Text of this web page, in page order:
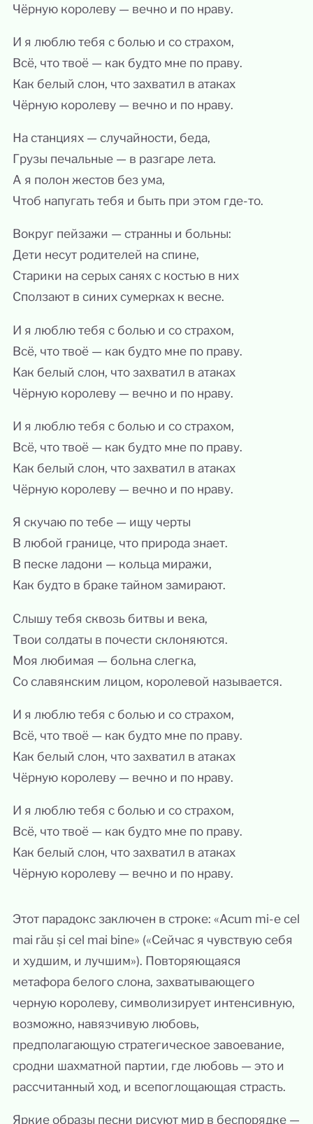
Чёрную королеву — вечно и по нраву.
И я люблю тебя с болью и со страхом,
Всё, что твоё — как будто мне по праву.
Как белый слон, что захватил в атаках
Чёрную королеву — вечно и по нраву.
На станциях — случайности, беда,
Грузы печальные — в разгаре лета.
А я полон жестов без ума,
Чтоб напугать тебя и быть при этом где-то.
Вокруг пейзажи — странны и больны:
Дети несут родителей на спине,
Старики на серых санях с костью в них
Сползают в синих сумерках к весне.
И я люблю тебя с болью и со страхом,
Всё, что твоё — как будто мне по праву.
Как белый слон, что захватил в атаках
Чёрную королеву — вечно и по нраву.
И я люблю тебя с болью и со страхом,
Всё, что твоё — как будто мне по праву.
Как белый слон, что захватил в атаках
Чёрную королеву — вечно и по нраву.
Я скучаю по тебе — ищу черты
В любой границе, что природа знает.
В песке ладони — кольца миражи,
Как будто в браке тайном замирают.
Слышу тебя сквозь битвы и века,
Твои солдаты в почести склоняются.
Моя любимая — больна слегка,
Со славянским лицом, королевой называется.
И я люблю тебя с болью и со страхом,
Всё, что твоё — как будто мне по праву.
Как белый слон, что захватил в атаках
Чёрную королеву — вечно и по нраву.
И я люблю тебя с болью и со страхом,
Всё, что твоё — как будто мне по праву.
Как белый слон, что захватил в атаках
Чёрную королеву — вечно и по нраву.
Этот парадокс заключен в строке: «Acum mi-e cel
mai rău și cel mai bine» («Сейчас я чувствую себя
и худшим, и лучшим»). Повторяющаяся
метафора белого слона, захватывающего
черную королеву, символизирует интенсивную,
возможно, навязчивую любовь,
предполагающую стратегическое завоевание,
сродни шахматной партии, где любовь — это и
рассчитанный ход, и всепоглощающая страсть.
Яркие образы песни рисуют мир в беспорядке —